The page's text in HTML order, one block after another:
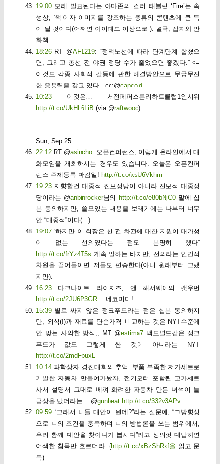
19:00 모레 발표된다는 아마존의 컬러 태블릿 ‘Fire’는 속
성상, ‘책’이자 이미지를 강조하는 종류의 콘텐츠에 큰 득
이 될 것이다(어쩌면 아이패드 이상으로 ). 결국, 잡지와 만
화책.
18:26 RT @AF1219: “정책노선에 따라 단계단계 합쳤으
면, 그리고 총선 전 야권 정당 수가 줄었으면 좋겠다.” <=
이것도 각종 사회적 갈등에 관한 해결방안으로 무궁무진
한 응용력을 갖고 있다.. cc:@capcold
10:23
이것은… 서전페퍼스론리하트클럽1인시위
http://t.co/UkHL6LiB (via @raftwood)
Sun, Sep 25
22:12 RT @asincho: 오픈컨퍼런스, 이렇게 온라인에서 대
화모임을 개최하시는 경우도 있습니다. 오늘은 오픈컨퍼
런스 주제등록 마감일!http://t.co/xsU6Vkhm
19:23 지향할건 대중적 진보정당이 아니라 진보적 대중정
당이라는 @anbinrocker님의 http://t.co/e80bNjC0말에 십
분 동의하지만, 쓸모있는 내용을 보태기에는 나부터 너무
안 “대중적”이다(…)
19:07 “하지만 이 회장은 신 전 차관에 대한 지원이 대가성
이 없는 선의였다는 점도 분명히 했다”
http://t.co/frYz4T5s 계속 말하는 바지만, 선의라는 인간적
차원을 끌어들이면 저들도 편승한다(아니 원래부터 그랬
지만).
16:23
다크나이트 라이지즈, 앤 해서웨이의 캣우먼
http://t.co/2JU6P3GR …네코미미!
15:39 별로 싸지 않은 정크푸드라는 점은 십분 동의하지
만, 외식(!)과 재료를 단순가격 비교하는 것은 NYT수준에
안 맞는 사악한 방식;; MT @estima7맥도널드같은 정크
푸드가 값도 그렇게 싼 것이 아니라는 NYT
http://t.co/2mdFbuxL
10:14 과학상자 경진대회의 추억: 부품 부족한 저가세트로
기발한 자동차 만들어가봤자, 전기모터 포함된 고가세트
사서 설명서 그대로 베껴 화려한 자동차 만든 녀석이 늘
금상을 탔더라는… @gunbeat http://t.co/332v3APv
09:59 “그래서 니들 대안이 뭔데?”라는 질문에, “ㄱ방향성
으로 ㄴ의 조건을 충족하며 ㄷ의 방법론을 쓰는 범위에서,
우리 함께 대안을 찾아나가 봅시다”라고 성의껏 대답하면
어색한 침묵만 흐르더라. (http://t.co/xBzShRxf을 읽고 문
득)